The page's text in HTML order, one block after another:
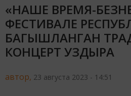
«НАШЕ ВРЕМЯ-
ФЕСТИВАЛЕ
БАГЫШЛАНГАН
КОНЦЕРТ УЗДЫРА
автор, 23 августа 2023 - 14:51